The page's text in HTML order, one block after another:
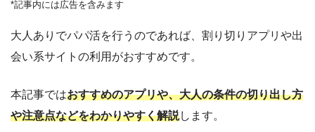
*記事内には広告を含みます
大人ありでパパ活を行うのであれば、割り切りアプリや出
会い系サイトの利用がおすすめです。
本記事ではおすすめのアプリや、大人の条件の切り出し方
や注意点などをわかりやすく解説します。